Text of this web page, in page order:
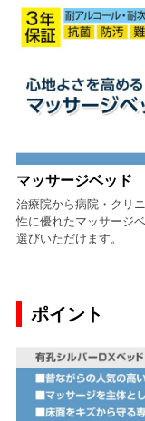
マッサージベッド
治療院から病院・クリ
性に優れたマッサージ
選びいただけます。
ポイント